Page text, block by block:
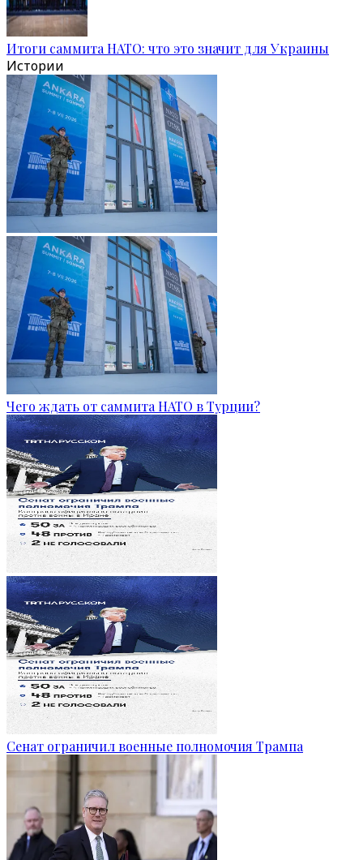
Итоги саммита НАТО: что это значит для Украины
Истории
Чего ждать от саммита НАТО в Турции?
Сенат ограничил военные полномочия Трампа